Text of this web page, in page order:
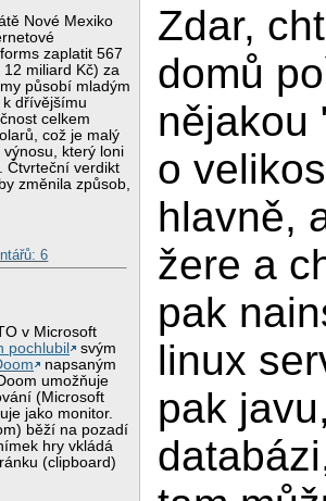
Nové Mexiko
zaplatit 567
miliard Kč) za
působí mladým
dřívějšímu
celkem
což je malý
který loni
Čtvrteční verdikt
změnila způsob,
6
v Microsoft
pochlubil
svým
napsaným
umožňuje
(Microsoft
jako monitor.
běží na pozadí
hry vkládá
(clipboard)
Zdar,
domů
nějakou
o
hlavně,
žere a
pak
linux
pak